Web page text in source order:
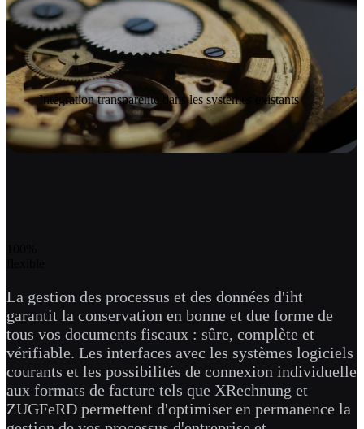
Inté­gration trans­parente dans les sys­tèmes existants
La gestion des processus et des données d'iht
garantit la conservation en bonne et due forme de
tous vos documents fiscaux : sûre, complète et
vérifiable. Les interfaces avec les systèmes logiciels
courants et les possibilités de connexion individuelle
aux formats de facture tels que XRechnung et
ZUGFeRD permettent d'optimiser en permanence la